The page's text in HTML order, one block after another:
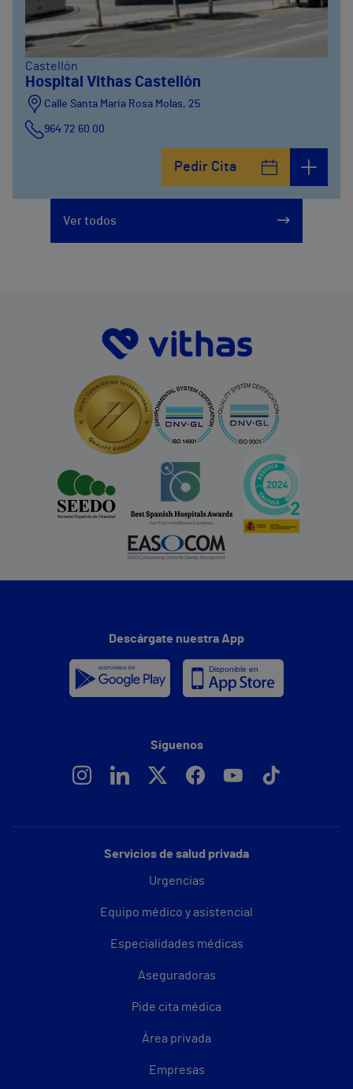
Castellón
Hospital Vithas Castellón
Calle Santa Maria Rosa Molas, 25
964 72 60 00
Pedir Cita
Ver todos
Servicios de salud privada
Urgencias
Equipo médico y asistencial
Especialidades médicas
Aseguradoras
Pide cita médica
Área privada
Empresas
Descárgate nuestra App
Síguenos